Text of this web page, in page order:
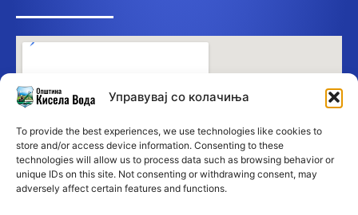
Управувај со колачиња
To provide the best experiences, we use technologies like cookies to
store and/or access device information. Consenting to these
technologies will allow us to process data such as browsing behavior or
unique IDs on this site. Not consenting or withdrawing consent, may
adversely affect certain features and functions.